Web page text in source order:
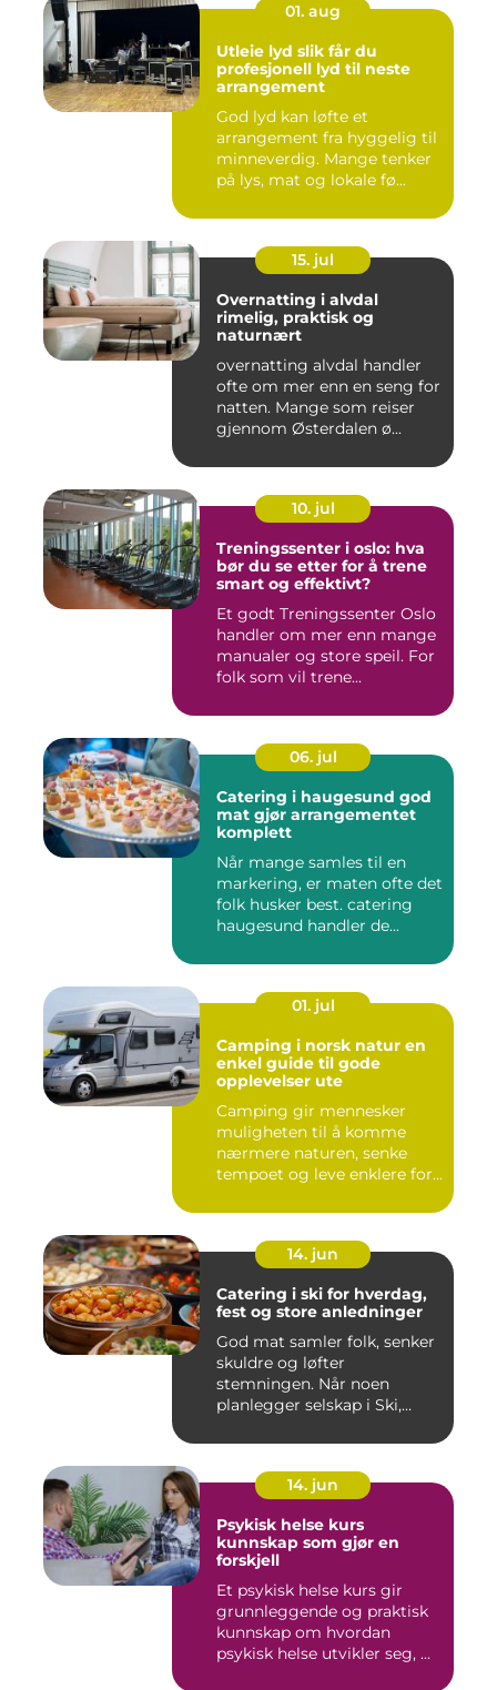
01. aug
Utleie lyd slik får du
profesjonell lyd til neste
arrangement
God lyd kan løfte et
arrangement fra hyggelig til
minneverdig. Mange tenker
på lys, mat og lokale fø...
15. jul
Overnatting i alvdal
rimelig, praktisk og
naturnært
overnatting alvdal handler
ofte om mer enn en seng for
natten. Mange som reiser
gjennom Østerdalen ø...
10. jul
Treningssenter i oslo: hva
bør du se etter for å trene
smart og effektivt?
Et godt Treningssenter Oslo
handler om mer enn mange
manualer og store speil. For
folk som vil trene...
06. jul
Catering i haugesund god
mat gjør arrangementet
komplett
Når mange samles til en
markering, er maten ofte det
folk husker best. catering
haugesund handler de...
01. jul
Camping i norsk natur en
enkel guide til gode
opplevelser ute
Camping gir mennesker
muligheten til å komme
nærmere naturen, senke
tempoet og leve enklere for
14. jun
Catering i ski for hverdag,
fest og store anledninger
God mat samler folk, senker
skuldre og løfter
stemningen. Når noen
planlegger selskap i Ski,
14. jun
Psykisk helse kurs
kunnskap som gjør en
forskjell
Et psykisk helse kurs gir
grunnleggende og praktisk
kunnskap om hvordan
psykisk helse utvikler seg, ...